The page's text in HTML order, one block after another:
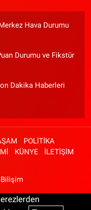
Hava Durumu
Durumu ve Fikstür
Dakika Haberleri
POLİTİKA
KÜNYE İLETİŞİM